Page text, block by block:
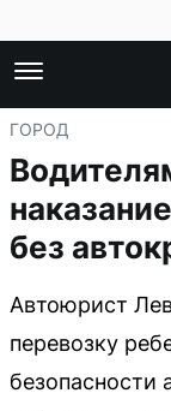
ГОРОД
без
Автоюрист
перевозку
безопасности